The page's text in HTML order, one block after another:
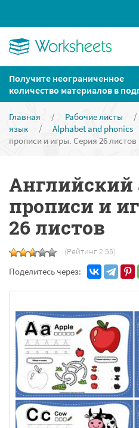
Получите неограниченное
количество материалов в
Главная / Рабочие листы /
язык
/ Alphabet and phonics
прописи и игры. Серия 26 листов
Английский
прописи и
26 листов
(Рейтинг 2.55)
Поделитесь через: